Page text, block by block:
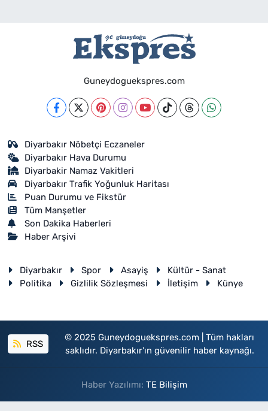
Guneydoguekspres.com
Diyarbakır Nöbetçi Eczaneler
Diyarbakır Hava Durumu
Diyarbakir Namaz Vakitleri
Diyarbakır Trafik Yoğunluk Haritası
Puan Durumu ve Fikstür
Tüm Manşetler
Son Dakika Haberleri
Haber Arşivi
Diyarbakır Spor Asayiş
Kültür - Sanat
Politika
Gizlilik Sözleşmesi İletişim Künye
RSS
© 2025 Guneydoguekspres.com | Tüm hakları
saklıdır. Diyarbakır'ın güvenilir haber kaynağı.
Haber Yazılımı: TE Bilişim